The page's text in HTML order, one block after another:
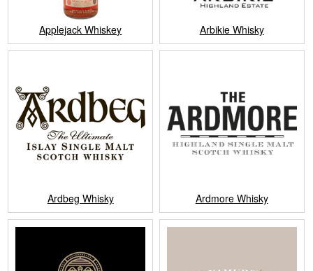
Applejack Whiskey Arbikie Whisky
Ardbeg Whisky Ardmore Whisky